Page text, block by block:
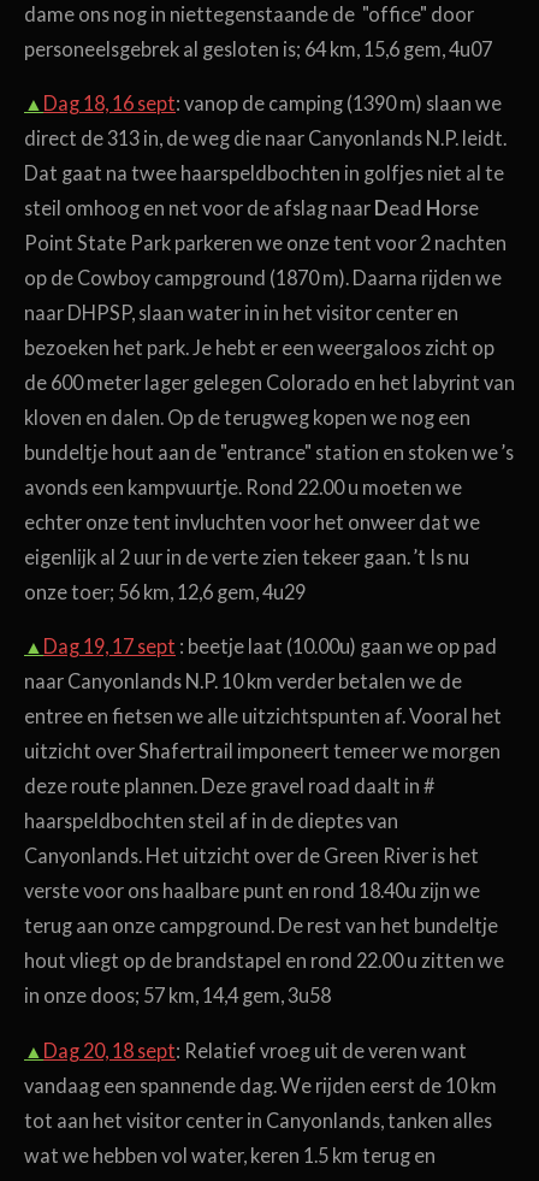
dame ons nog in niettegenstaande de "office" door
personeelsgebrek al gesloten is; 64 km, 15,6 gem, 4u07
▲ Dag 18, 16 sept: vanop de camping (1390 m) slaan we
direct de 313 in, de weg die naar Canyonlands N.P. leidt.
Dat gaat na twee haarspeldbochten in golfjes niet al te
steil omhoog en net voor de afslag naar Dead Horse
Point State Park parkeren we onze tent voor 2 nachten
op de Cowboy campground (1870 m). Daarna rijden we
naar DHPSP, slaan water in in het visitor center en
bezoeken het park. Je hebt er een weergaloos zicht op
de 600 meter lager gelegen Colorado en het labyrint van
kloven en dalen. Op de terugweg kopen we nog een
bundeltje hout aan de "entrance" station en stoken we ’s
avonds een kampvuurtje. Rond 22.00 u moeten we
echter onze tent invluchten voor het onweer dat we
eigenlijk al 2 uur in de verte zien tekeer gaan. ’t Is nu
onze toer; 56 km, 12,6 gem, 4u29
▲ Dag 19, 17 sept : beetje laat (10.00u) gaan we op pad
naar Canyonlands N.P. 10 km verder betalen we de
entree en fietsen we alle uitzichtspunten af. Vooral het
uitzicht over Shafertrail imponeert temeer we morgen
deze route plannen. Deze gravel road daalt in #
haarspeldbochten steil af in de dieptes van
Canyonlands. Het uitzicht over de Green River is het
verste voor ons haalbare punt en rond 18.40u zijn we
terug aan onze campground. De rest van het bundeltje
hout vliegt op de brandstapel en rond 22.00 u zitten we
in onze doos; 57 km, 14,4 gem, 3u58
▲ Dag 20, 18 sept: Relatief vroeg uit de veren want
vandaag een spannende dag. We rijden eerst de 10 km
tot aan het visitor center in Canyonlands, tanken alles
wat we hebben vol water, keren 1.5 km terug en